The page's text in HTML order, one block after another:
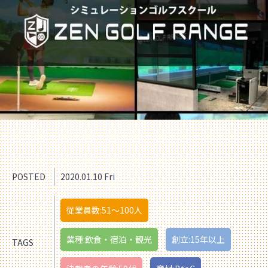
POSTED 2020.01.10 Fri
TAGS
従業員数:51〜100人
業種:飲食・宿泊・観光 創立:15年以上